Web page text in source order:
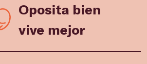
Oposita bien
vive mejor